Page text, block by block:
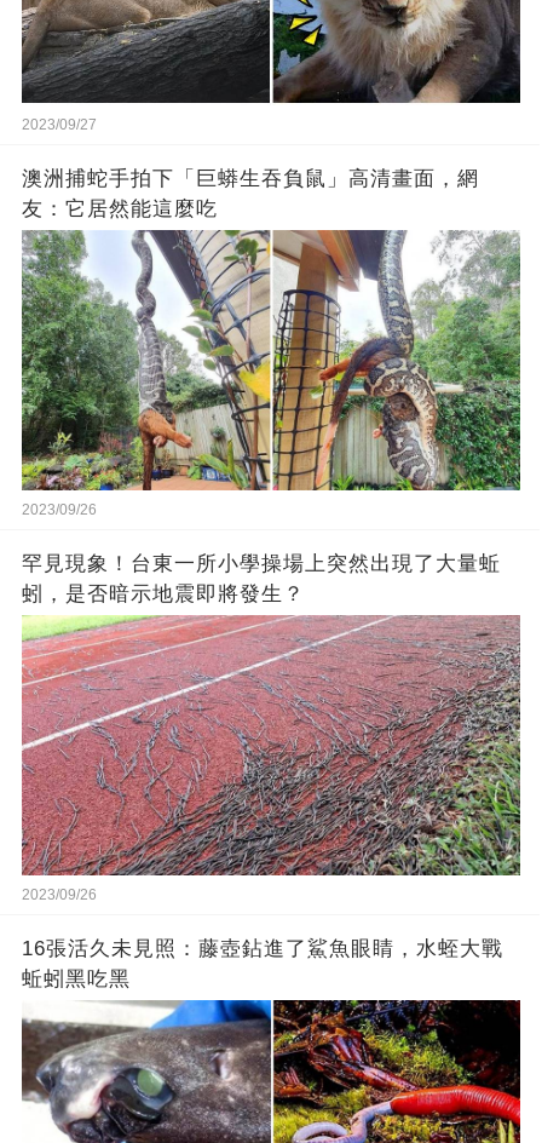
2023/09/27
澳洲捕蛇手拍下「巨蟒生吞負鼠」高清畫面，網
友：它居然能這麼吃
2023/09/26
罕見現象！台東一所小學操場上突然出現了大量蚯
蚓，是否暗示地震即將發生？
2023/09/26
16張活久未見照：藤壺鉆進了鯊魚眼睛，水蛭大戰
蚯蚓黑吃黑